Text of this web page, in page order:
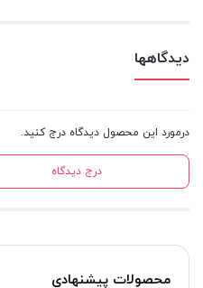
دیدگاهها
درمورد این محصول دیدگاه درج کنید.
درج دیدگاه
محصولات پیشنهادی